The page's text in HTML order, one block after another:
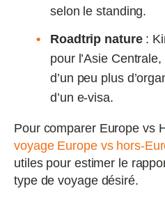
selon le standing.
Roadtrip nature:
pour l’Asie
d’un peu plus
d’un e-visa.
Pour comparer Europe vs
voyage Europe vs hors-
utiles pour estimer le
type de voyage désiré.